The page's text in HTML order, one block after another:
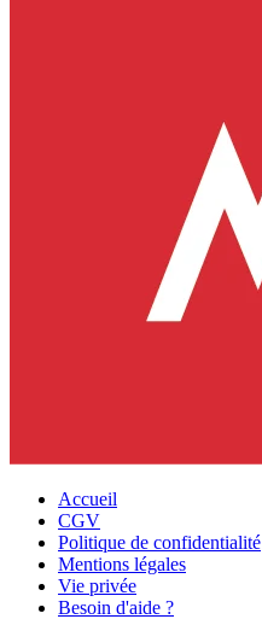
Accueil
CGV
Politique de confidentialité
Mentions légales
Vie privée
Besoin d'aide ?